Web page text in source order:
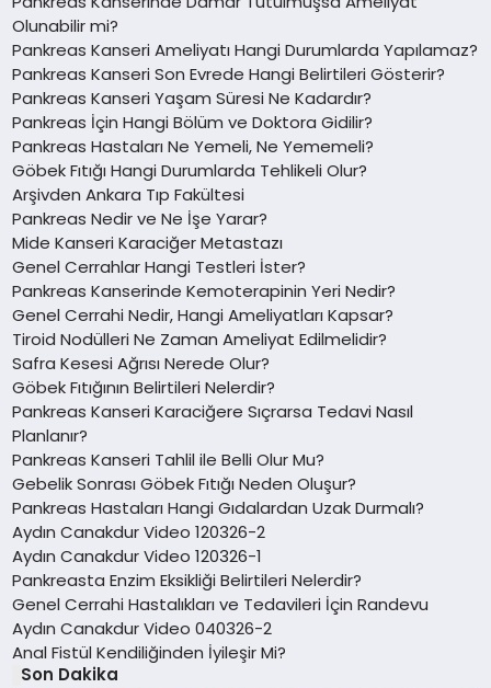
Olunabilir mi?
Pankreas Kanseri Ameliyatı Hangi Durumlarda Yapılamaz?
Pankreas Kanseri Son Evrede Hangi Belirtileri Gösterir?
Pankreas Kanseri Yaşam Süresi Ne Kadardır?
Pankreas İçin Hangi Bölüm ve Doktora Gidilir?
Pankreas Hastaları Ne Yemeli, Ne Yememeli?
Göbek Fıtığı Hangi Durumlarda Tehlikeli Olur?
Arşivden Ankara Tıp Fakültesi
Pankreas Nedir ve Ne İşe Yarar?
Mide Kanseri Karaciğer Metastazı
Genel Cerrahlar Hangi Testleri İster?
Pankreas Kanserinde Kemoterapinin Yeri Nedir?
Genel Cerrahi Nedir, Hangi Ameliyatları Kapsar?
Tiroid Nodülleri Ne Zaman Ameliyat Edilmelidir?
Safra Kesesi Ağrısı Nerede Olur?
Göbek Fıtığının Belirtileri Nelerdir?
Pankreas Kanseri Karaciğere Sıçrarsa Tedavi Nasıl
Planlanır?
Pankreas Kanseri Tahlil ile Belli Olur Mu?
Gebelik Sonrası Göbek Fıtığı Neden Oluşur?
Pankreas Hastaları Hangi Gıdalardan Uzak Durmalı?
Aydın Canakdur Video 120326-2
Aydın Canakdur Video 120326-1
Pankreasta Enzim Eksikliği Belirtileri Nelerdir?
Genel Cerrahi Hastalıkları ve Tedavileri İçin Randevu
Aydın Canakdur Video 040326-2
Anal Fistül Kendiliğinden İyileşir Mi?
Son Dakika